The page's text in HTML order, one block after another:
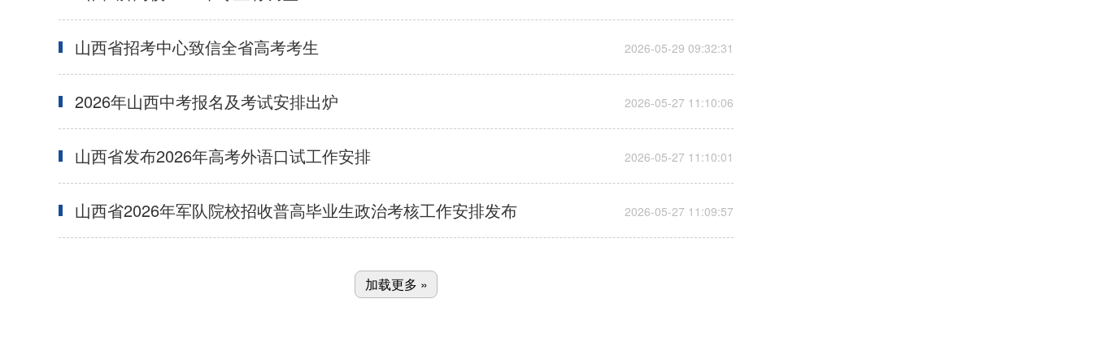
山西省招考中心致信全省高考考生
2026年山西中考报名及考试安排出炉
山西省发布2026年高考外语口试工作安排
山西省2026年军队院校招收普高毕业生政治考核工作安排发布
加载更多 »